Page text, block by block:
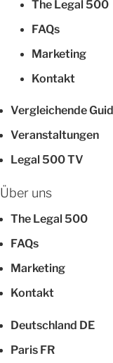
The Legal 500
FAQs
Marketing
Kontakt
Vergleichende
Veranstaltungen
Legal 500 TV
Über uns
The Legal 500
FAQs
Marketing
Kontakt
Deutschland DE
Paris FR